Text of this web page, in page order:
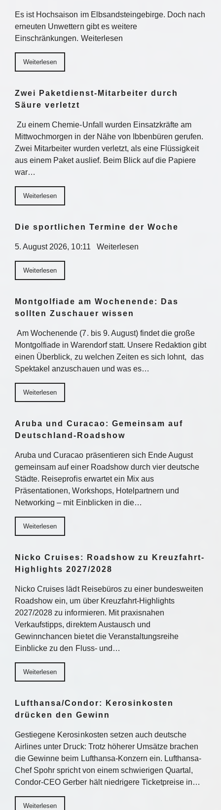
Es ist Hochsaison im Elbsandsteingebirge. Doch nach
erneuten Unwettern gibt es weitere
Einschränkungen. Weiterlesen
Weiterlesen
Zwei Paketdienst-Mitarbeiter durch
Säure verletzt
Zu einem Chemie-Unfall wurden Einsatzkräfte am
Mittwochmorgen in der Nähe von Ibbenbüren gerufen.
Zwei Mitarbeiter wurden verletzt, als eine Flüssigkeit
aus einem Paket auslief. Beim Blick auf die Papiere
war…
Weiterlesen
Die sportlichen Termine der Woche
5. August 2026, 10:11 Weiterlesen
Weiterlesen
Montgolfiade am Wochenende: Das
sollten Zuschauer wissen
Am Wochenende (7. bis 9. August) findet die große
Montgolfiade in Warendorf statt. Unsere Redaktion gibt
einen Überblick, zu welchen Zeiten es sich lohnt, das
Spektakel anzuschauen und was es…
Weiterlesen
Aruba und Curacao: Gemeinsam auf
Deutschland-Roadshow
Aruba und Curacao präsentieren sich Ende August
gemeinsam auf einer Roadshow durch vier deutsche
Städte. Reiseprofis erwartet ein Mix aus
Präsentationen, Workshops, Hotelpartnern und
Networking – mit Einblicken in die…
Weiterlesen
Nicko Cruises: Roadshow zu Kreuzfahrt-
Highlights 2027/2028
Nicko Cruises lädt Reisebüros zu einer bundesweiten
Roadshow ein, um über Kreuzfahrt-Highlights
2027/2028 zu informieren. Mit praxisnahen
Verkaufstipps, direktem Austausch und
Gewinnchancen bietet die Veranstaltungsreihe
Einblicke zu den Fluss- und…
Weiterlesen
Lufthansa/Condor: Kerosinkosten
drücken den Gewinn
Gestiegene Kerosinkosten setzen auch deutsche
Airlines unter Druck: Trotz höherer Umsätze brachen
die Gewinne beim Lufthansa-Konzern ein. Lufthansa-
Chef Spohr spricht von einem schwierigen Quartal,
Condor-CEO Gerber hält niedrigere Ticketpreise in…
Weiterlesen